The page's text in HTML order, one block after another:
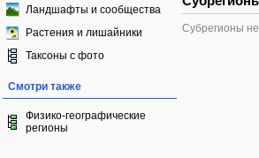
Ландшафты и сообщества
Растения и лишайники
Таксоны с фото
Смотри также
Физико-географические
регионы
Субрегионы